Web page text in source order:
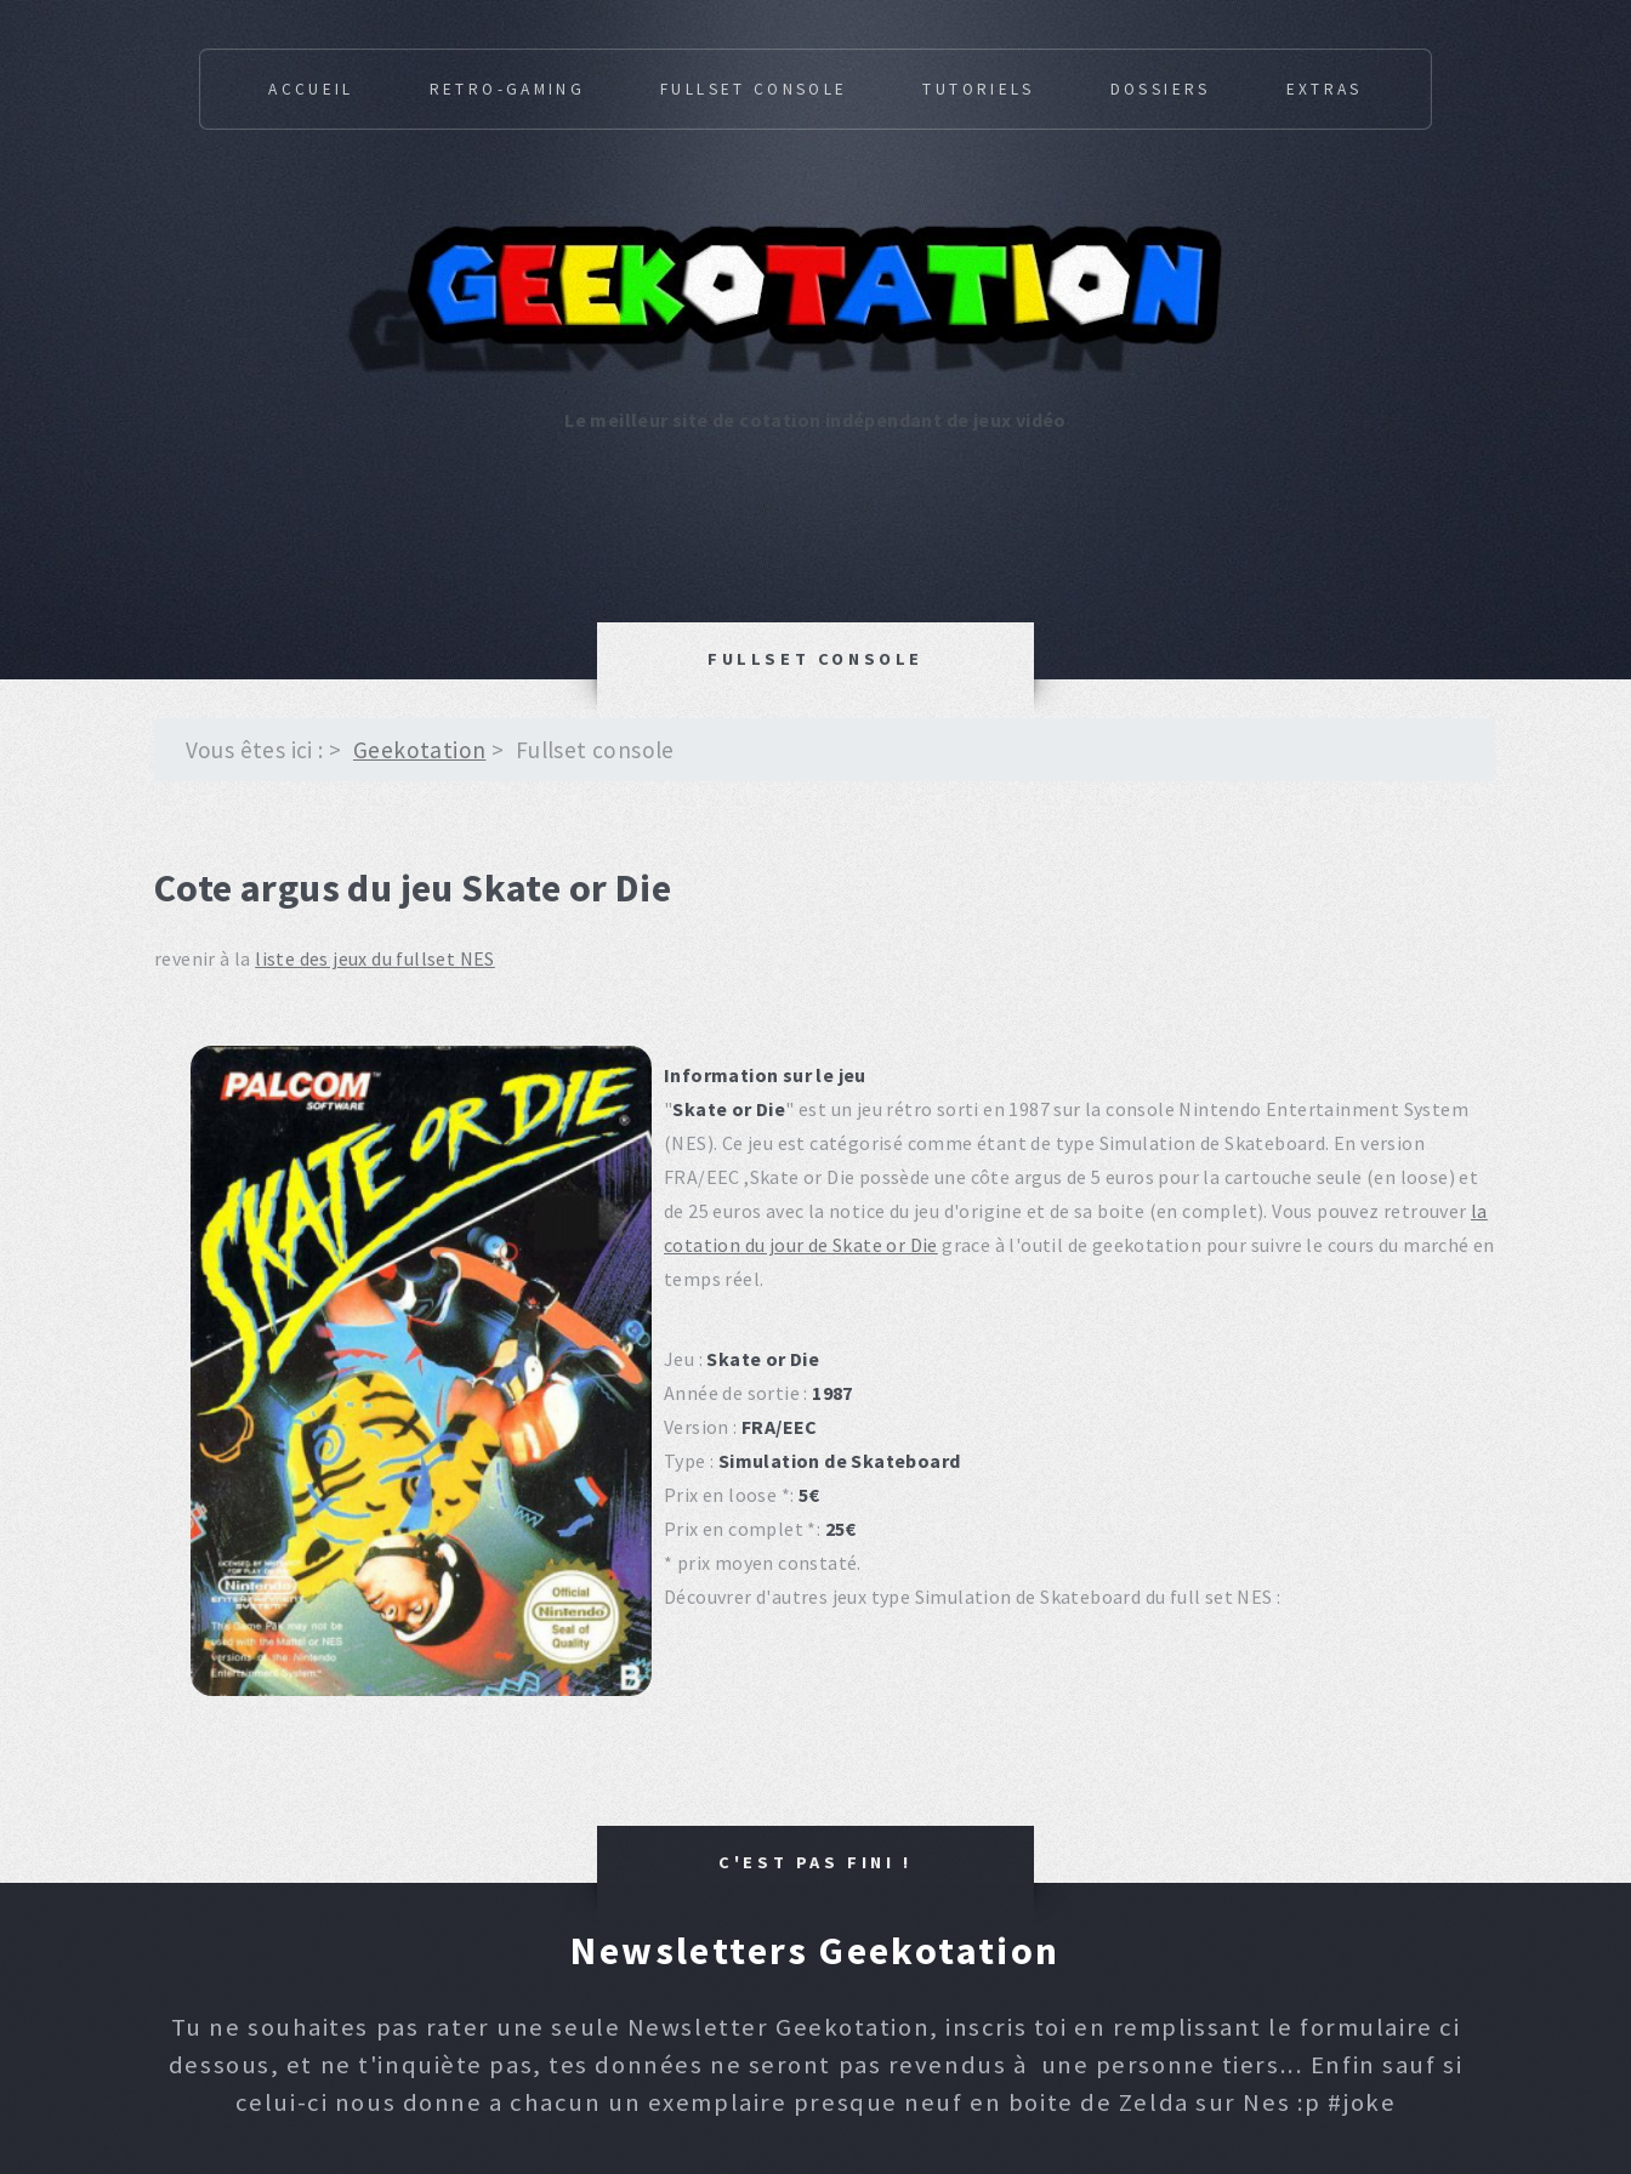
Le meilleur site de cotation indépendant de jeux vidéo
ACCUEIL RETRO-GAMING FULLSET CONSOLE TUTORIELS DOSSIERS EXTRAS
FULLSET CONSOLE
Vous êtes ici : Geekotation Fullset console
Cote argus du jeu Skate or Die
revenir à la liste des jeux du fullset NES
Information sur le jeu
"Skate or Die" est un jeu rétro sorti en 1987 sur la console Nintendo Entertainment System
(NES). Ce jeu est catégorisé comme étant de type Simulation de Skateboard. En version
FRA/EEC ,Skate or Die possède une côte argus de 5 euros pour la cartouche seule (en loose) et
de 25 euros avec la notice du jeu d'origine et de sa boite (en complet). Vous pouvez retrouver la
cotation du jour de Skate or Die grace à l'outil de geekotation pour suivre le cours du marché en
temps réel.
Jeu :Skate or Die
Année de sortie : 1987
Version : FRA/EEC
Type : Simulation de Skateboard
Prix en loose *: 5€
Prix en complet *: 25€
* prix moyen constaté.
Découvrer d'autres jeux type Simulation de Skateboard du full set NES :
C'EST PAS FINI !
Newsletters Geekotation
Tu ne souhaites pas rater une seule Newsletter Geekotation, inscris toi en remplissant le formulaire ci
dessous, et ne t'inquiète pas, tes données ne seront pas revendus à une personne tiers... Enfin sauf si
celui-ci nous donne a chacun un exemplaire presque neuf en boite de Zelda sur Nes :p #joke